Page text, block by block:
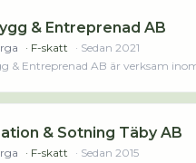
& Entreprenad AB
· F-skatt · Sedan 2021
& Entreprenad AB är verksam
AB omsatte 6 013
& Sotning Täby AB
· F-skatt · Sedan 2015